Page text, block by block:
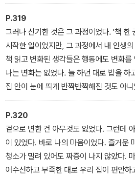
을 돌아보면, 지나간 그 모두가 놀이에 지
왜 더 즐겁게, 행복하게 놀지 못했던가를
서 꿈이란 것도 사실 별것 아니다. 그냥 뭐
아직도 ‘열심히만’ 살고 있는 당신! 이제
민하라!
P.319
그러나 신기한 것은 그 과정이었다. '책 한
시작한 일이었지만, 그 과정에서 내 인생
책 읽고 변화된 생각들은 행동에도 변화를
나는 변화는 없었다. 늘 하던 대로 밥을 하
집 안이 눈에 띄게 반짝반짝해진 것도 아
장 늘었다거나, 반찬의 가짓수가 12첩 수
었다. 여전히 아침 식사는 토스트와 베이컨
들을 등교시키고 나면 피곤이 몰려왔다.
서 못 일어날 때가 부지기수였다. 그리고
같이 새벽 3시였다.
P.320
겉으로 변한 건 아무것도 없었다. 그런데
이 있었다. 바로 나의 마음이었다. 즐거운
청소가 밀려 있어도 짜증이 나지 않았다.
어수선하고 부족한 대로 우리 집이 편안하